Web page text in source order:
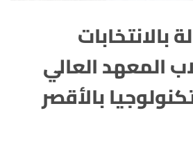
المعهد العالي
بالأقصر